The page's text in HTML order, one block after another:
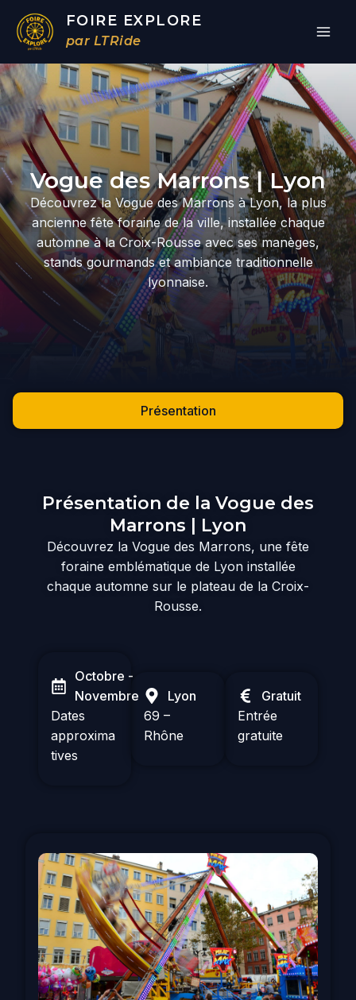
contenu
FOIRE EXPLORE
par LTRide
Par/ 19/03/2026
Vogue des Marrons | Lyon
Découvrez la Vogue des Marrons à Lyon, la plus
ancienne fête foraine de la ville, installée chaque
automne à la Croix-Rousse avec ses manèges,
stands gourmands et ambiance traditionnelle
lyonnaise.
Présentation
Présentation de la Vogue des
Marrons | Lyon
Découvrez la Vogue des Marrons, une fête
foraine emblématique de Lyon installée
chaque automne sur le plateau de la Croix-
Rousse.
Octobre -
Novembre
Dates
approxima
tives
Lyon
69 –
Rhône
Gratuit
Entrée
gratuite